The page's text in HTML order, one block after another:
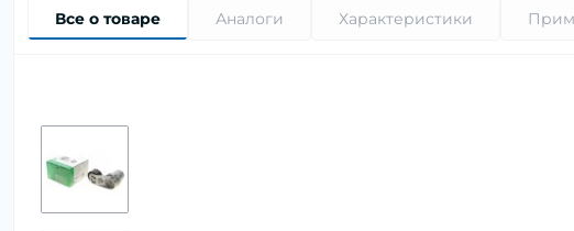
Все о товаре Аналоги Характеристики